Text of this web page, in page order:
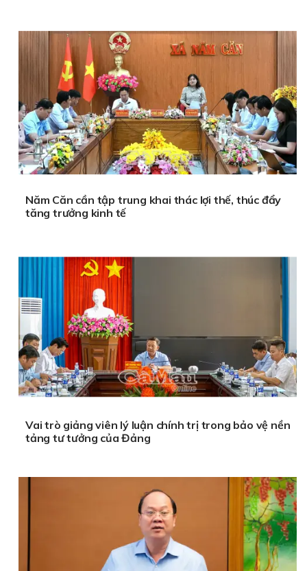
Năm Căn cần tập trung khai thác lợi thế, thúc đẩy
tăng trưởng kinh tế
Vai trò giảng viên lý luận chính trị trong bảo vệ nền
tảng tư tưởng của Đảng